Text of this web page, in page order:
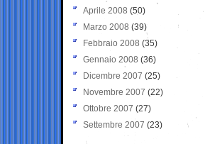
Aprile 2008 (50)
Marzo 2008 (39)
Febbraio 2008 (35)
Gennaio 2008 (36)
Dicembre 2007 (25)
Novembre 2007 (22)
Ottobre 2007 (27)
Settembre 2007 (23)